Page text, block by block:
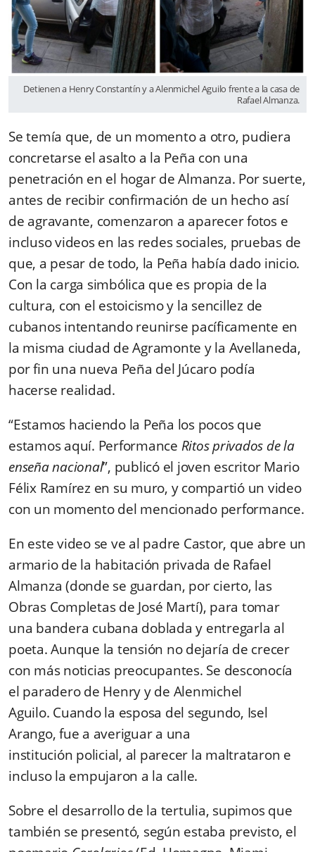
Detienen a Henry Constantín y a Alenmichel Aguilo frente a la casa de
Rafael Almanza.
Se temía que, de un momento a otro, pudiera
concretarse el asalto a la Peña con una
penetración en el hogar de Almanza. Por suerte,
antes de recibir confirmación de un hecho así
de agravante, comenzaron a aparecer fotos e
incluso videos en las redes sociales, pruebas de
que, a pesar de todo, la Peña había dado inicio.
Con la carga simbólica que es propia de la
cultura, con el estoicismo y la sencillez de
cubanos intentando reunirse pacíficamente en
la misma ciudad de Agramonte y la Avellaneda,
por fin una nueva Peña del Júcaro podía
hacerse realidad.
“Estamos haciendo la Peña los pocos que
estamos aquí. Performance Ritos privados de la
enseña nacional”, publicó el joven escritor Mario
Félix Ramírez en su muro, y compartió un video
con un momento del mencionado performance.
En este video se ve al padre Castor, que abre un
armario de la habitación privada de Rafael
Almanza (donde se guardan, por cierto, las
Obras Completas de José Martí), para tomar
una bandera cubana doblada y entregarla al
poeta.Aunque la tensión no dejaría de crecer
con más noticias preocupantes. Se desconocía
el paradero de Henry y de Alenmichel
Aguilo. Cuando la esposa del segundo, Isel
Arango, fue a averiguar a una
institución policial, al parecer la maltrataron e
incluso la empujaron a la calle.
Sobre el desarrollo de la tertulia, supimos que
también se presentó, según estaba previsto, el